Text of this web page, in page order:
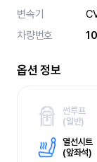
변속기
차량번호
옵션 정보
썬루프
(일반)
열선시트
(앞좌석)